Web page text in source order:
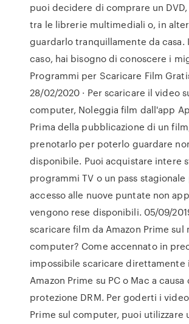
puoi decidere di comprare un
tra le librerie multimediali o, in
guardarlo tranquillamente da casa.
caso, hai bisogno di conoscere i
Programmi per Scaricare Film
28/02/2020 · Per scaricare il video
computer, Noleggia film dall'app
Prima della pubblicazione di un
prenotarlo per poterlo guardare
disponibile. Puoi acquistare intere
programmi TV o un pass stagionale
accesso alle nuove puntate non
vengono rese disponibili. 05/09/
scaricare film da Amazon Prime sul
computer? Come accennato in
impossibile scaricare direttamente
Amazon Prime su PC o Mac a causa
protezione DRM. Per goderti i
Prime sul computer, puoi utilizzare